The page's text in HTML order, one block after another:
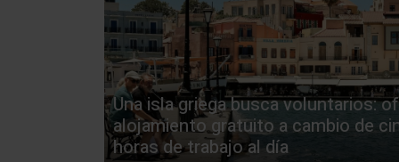
Una isla griega busca voluntarios:
alojamiento gratuito a cambio de
horas de trabajo al día